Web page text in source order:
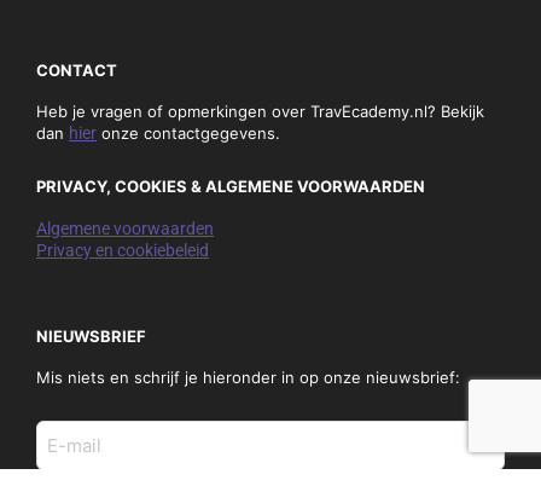
CONTACT
Heb je vragen of opmerkingen over TravEcademy.nl? Bekijk
dan hier onze contactgegevens.
PRIVACY, COOKIES & ALGEMENE VOORWAARDEN
Algemene voorwaarden
Privacy en cookiebeleid
NIEUWSBRIEF
Mis niets en schrijf je hieronder in op onze nieuwsbrief:
E-
mail